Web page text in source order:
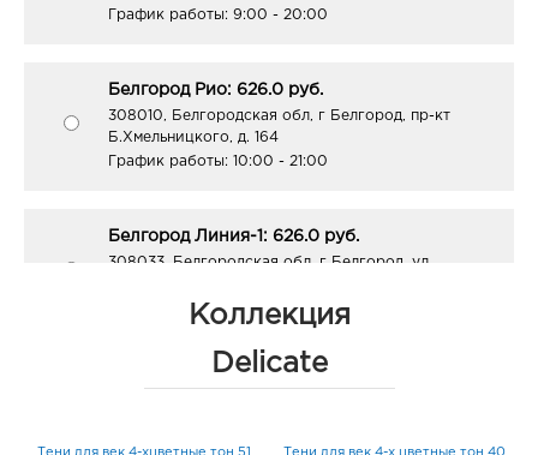
График работы: 9:00 - 20:00
Белгород Рио: 626.0 руб.
308010, Белгородская обл, г Белгород, пр-кт
Б.Хмельницкого, д. 164
График работы: 10:00 - 21:00
Белгород Линия-1: 626.0 руб.
308033, Белгородская обл, г Белгород, ул
График работы:10:00 - 21:00
Коллекция
Delicate
Тени для век 4-хцветные тон 51
Тени для век 4-х цветные тон 40